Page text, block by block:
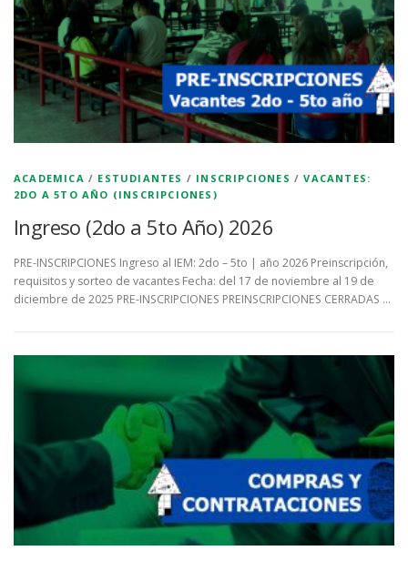
ACADEMICA / ESTUDIANTES / INSCRIPCIONES /VACANTES:
2DO A 5TO AÑO (INSCRIPCIONES)
Ingreso (2do a 5to Año) 2026
PRE-INSCRIPCIONES Ingreso al IEM: 2do – 5to | año 2026 Preinscripción,
requisitos y sorteo de vacantes Fecha: del 17 de noviembre al 19 de
diciembre de 2025 PRE-INSCRIPCIONES PREINSCRIPCIONES CERRADAS …